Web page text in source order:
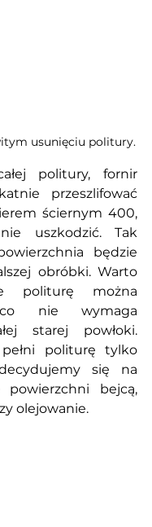
usunięciu politury.
politury, fornir
przeszlifować
ściernym 400,
uszkodzić. Tak
będzie
obróbki. Warto
politurę można
co nie wymaga
starej powłoki.
politurę tylko
się na
powierzchni bejcą,
olejowanie.